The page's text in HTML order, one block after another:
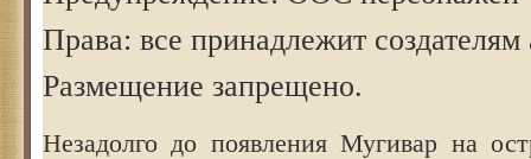
Права: все принадлежит
Размещение запрещено.
Незадолго до появления Мугивар на